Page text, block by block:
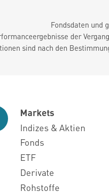
Fondsdaten und
der
sind nach den
Markets
Indizes & Aktien
Fonds
ETF
Derivate
Rohstoffe